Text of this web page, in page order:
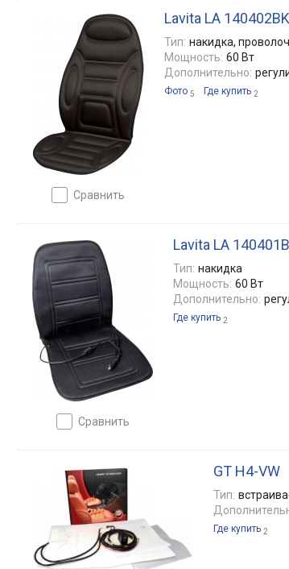
сравнить
Lavita LA 140402BK
Тип: накидка,
Мощность: 60 Вт
Дополнительно:
Фото 5 Где купить 2
сравнить
Lavita LA
Тип: накидка
Мощность: 60 Вт
Дополнительно:
Где купить 2
GT H4-VW
Тип:
Где купить 2